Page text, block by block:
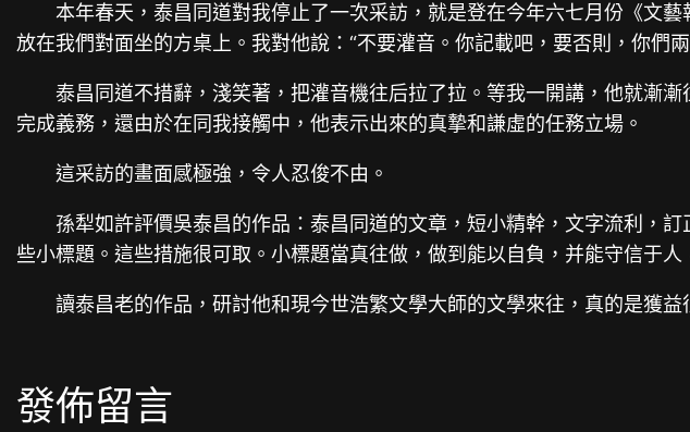
本年春天，泰昌同道對我停止了一次采訪，就是登在今年六七月份《文
放在我們對面坐的方桌上。我對他說：“不要灌音。你記載吧，要否則，你們
泰昌同道不措辭，淺笑著，把灌音機往后拉了拉。等我一開講，他就漸
完成義務，還由於在同我接觸中，他表示出來的真摯和謙虛的任務立場。
這采訪的畫面感極強，令人忍俊不由。
孫犁如許評價吳泰昌的作品：泰昌同道的文章，短小精幹，文字流利，
些小標題。這些措施很可取。小標題當真往做，做到能以自負，并能守信于
讀泰昌老的作品，研討他和現今世浩繁文學大師的文學來往，真的是獲益
發佈留言